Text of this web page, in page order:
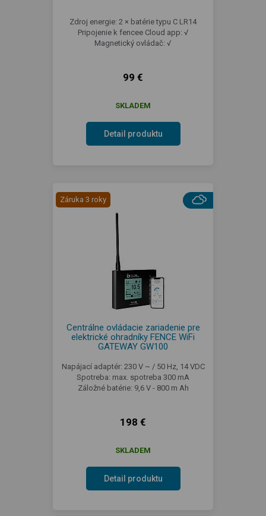
Zdroj energie: 2 × batérie typu C LR14
Pripojenie k fencee Cloud app: √
Magnetický ovládač: √
99 €
SKLADEM
Detail produktu
Záruka 3 roky
Centrálne ovládacie zariadenie pre
elektrické ohradníky FENCE WiFi
GATEWAY GW100
Napájací adaptér: 230 V ~ / 50 Hz, 14 VDC
Spotreba: max. spotreba 300 mA
Záložné batérie: 9,6 V - 800 m Ah
198 €
SKLADEM
Detail produktu